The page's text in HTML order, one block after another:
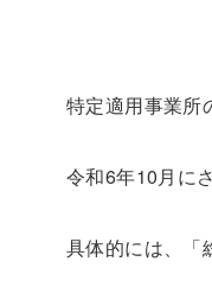
特定適用事業所
令和6年10月に
具体的には、「